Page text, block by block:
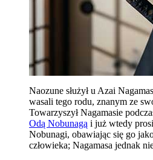
Naozune służył u Azai
wasali tego rodu, znanym ze
Towarzyszył Nagamasie
Odą Nobunagą i już wtedy
Nobunagi, obawiając się go
człowieka; Nagamasa jednak